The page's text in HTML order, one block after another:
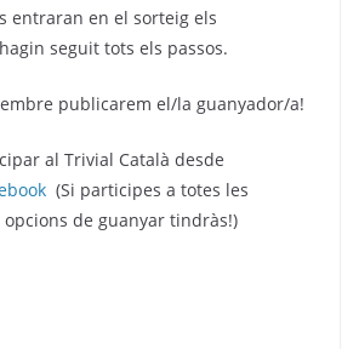
entraran en el sorteig els
seguit tots els passos.
publicarem el/la guanyador/a!
al Trivial Català desde
(Si participes a totes les
de guanyar tindràs!)